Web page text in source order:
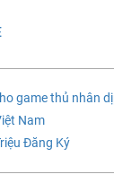
game thủ nhân
Nam
Đăng Ký